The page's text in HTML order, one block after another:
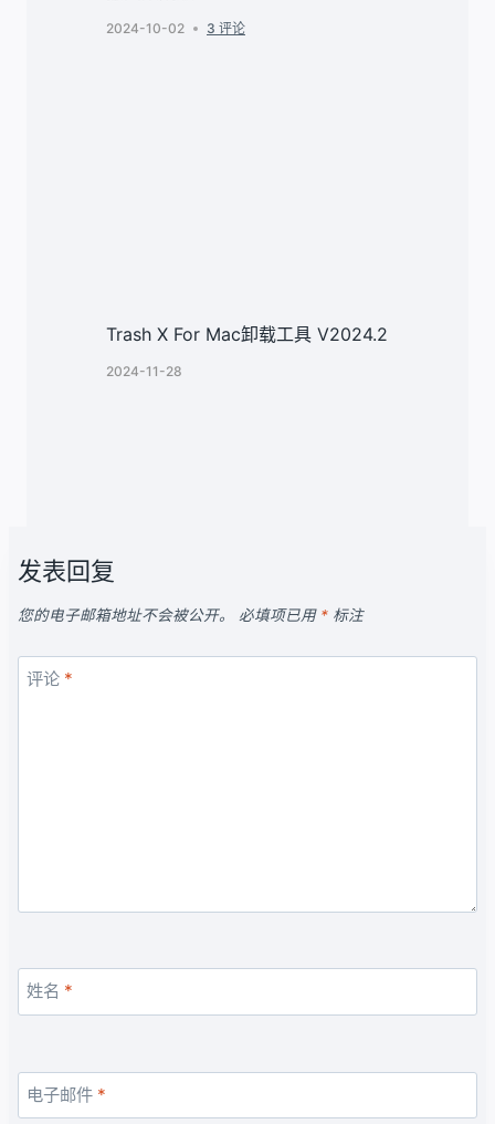
2024-10-02 3 评论
Trash X For Mac卸载工具 V2024.2
2024-11-28
发表回复
您的电子邮箱地址不会被公开。 必填项已用 * 标注
评论 *
姓名 *
电子邮件 *